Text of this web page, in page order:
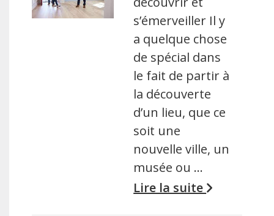
s’émerveiller Il y
a quelque chose
de spécial dans
le fait de partir à
la découverte
d’un lieu, que ce
soit une
nouvelle ville, un
musée ou …
Lire la suite